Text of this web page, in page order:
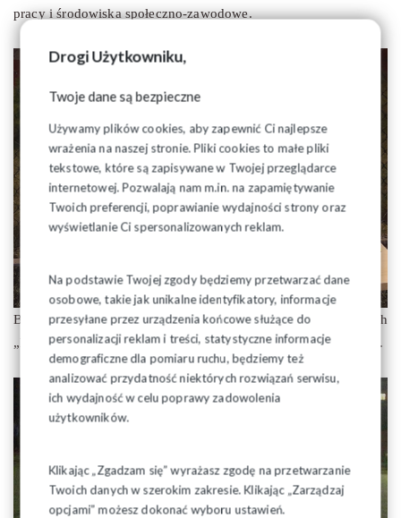
Drogi Użytkowniku,
Twoje dane są bezpieczne
Używamy plików cookies, aby zapewnić Ci najlepsze
wrażenia na naszej stronie. Pliki cookies to małe pliki
tekstowe, które są zapisywane w Twojej przeglądarce
internetowej. Pozwalają nam m.in. na zapamiętywanie
Twoich preferencji, poprawianie wydajności strony oraz
wyświetlanie Ci spersonalizowanych reklam.
Na podstawie Twojej zgody będziemy przetwarzać dane
osobowe, takie jak unikalne identyfikatory, informacje
przesyłane przez urządzenia końcowe służące do
personalizacji reklam i treści, statystyczne informacje
demograficzne dla pomiaru ruchu, będziemy też
analizować przydatność niektórych rozwiązań serwisu,
ich wydajność w celu poprawy zadowolenia
użytkowników.
Klikając „Zgadzam się” wyrażasz zgodę na przetwarzanie
Twoich danych w szerokim zakresie. Klikając „Zarządzaj
opcjami” możesz dokonać wyboru ustawień.
pracy i środowiska społeczno-zawodowe.
Bezkonkurencyjna okazała się drużyna Solidarności grajewskich
„Płyt”, drugie miejsce zajęła drużyna FAN CLUB, a trzecie Luis.